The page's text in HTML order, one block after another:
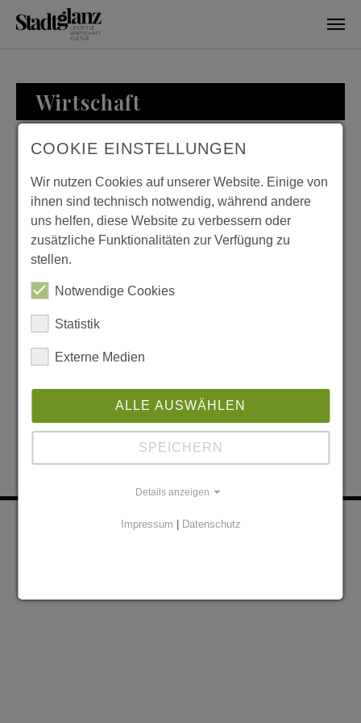
Wirtschaft
WIRTSCHAFT
KURTH MANUFAKTUR
FÜR WOHNKULTUR
KONTAKT
COOKIE EINSTELLUNGEN
Wir nutzen Cookies auf unserer Website. Einige von
ihnen sind technisch notwendig, während andere
uns helfen, diese Website zu verbessern oder
zusätzliche Funktionalitäten zur Verfügung zu
stellen.
Notwendige Cookies
Statistik
Externe Medien
ALLE AUSWÄHLEN
SPEICHERN
Details anzeigen
Impressum Datenschutz